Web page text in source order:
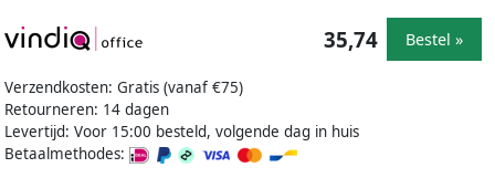
Verzendkosten: Gratis (vanaf €75)
Retourneren: 14 dagen
Levertijd: Voor 15:00 besteld, volgende dag in huis
Betaalmethodes:
35,74 Bestel »